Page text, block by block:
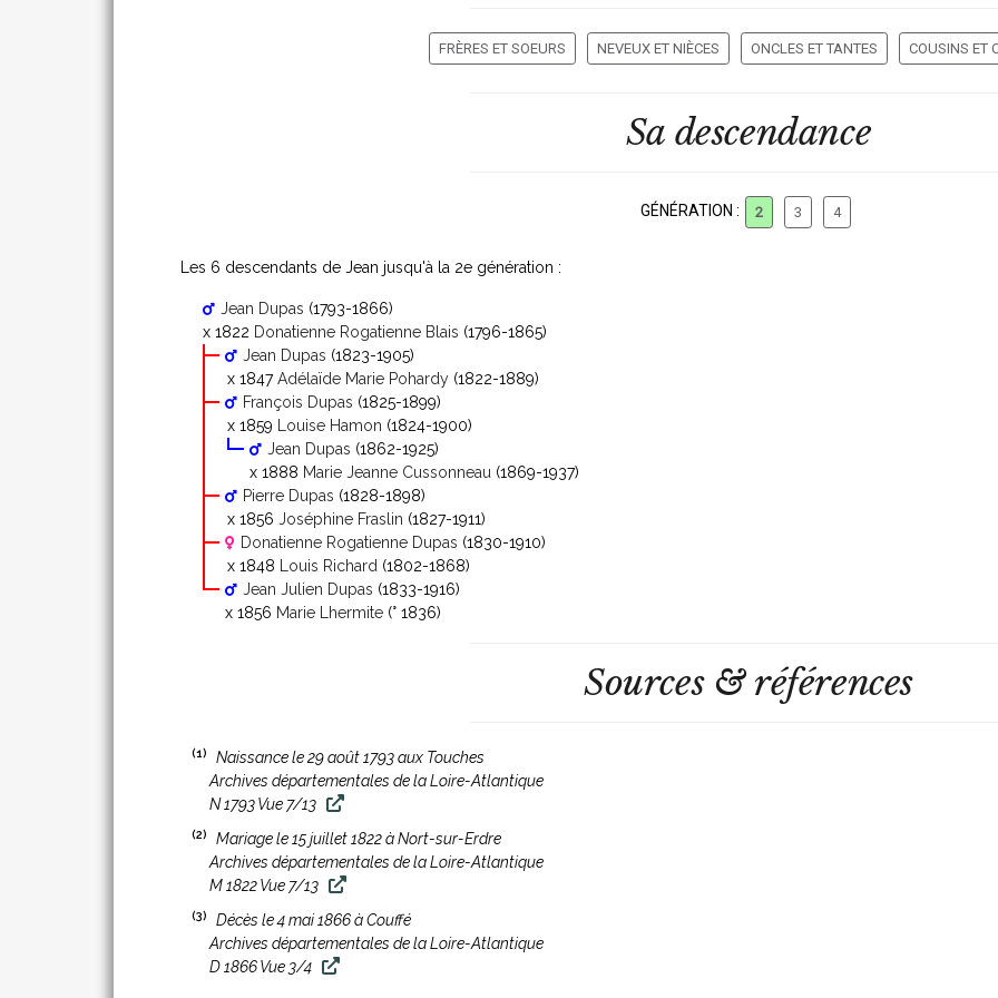
FRÈRES ET SOEURS NEVEUX ET NIÈCES ONCLES ET TANTES COUSINS ET
Sa descendance
GÉNÉRATION : 2 3 4
Les 6 descendants de Jean jusqu'à la 2e génération :
Jean Dupas (1793-1866)
x 1822 Donatienne Rogatienne Blais (1796-1865)
Jean Dupas (1823-1905)
x 1847Adélaïde Marie Pohardy (1822-1889)
François Dupas (1825-1899)
x 1859
Louise Hamon (1824-1900)
Jean Dupas (1862-1925)
x 1888 Marie Jeanne Cussonneau (1869-1937)
Pierre Dupas (1828-1898)
x 1856 Joséphine Fraslin (1827-1911)
Donatienne Rogatienne Dupas (1830-1910)
x 1848
Louis Richard (1802-1868)
Jean Julien Dupas (1833-1916)
x 1856 Marie Lhermite (° 1836)
Sources & références
(1)
Naissance le 29 août 1793 aux Touches
Archives départementales de la Loire-Atlantique
N 1793 Vue 7/13
(2)
Mariage le 15 juillet 1822 à Nort-sur-Erdre
Archives départementales de la Loire-Atlantique
M 1822 Vue 7/13
(3)
Décès le 4 mai 1866 à Couffé
Archives départementales de la Loire-Atlantique
D 1866 Vue 3/4